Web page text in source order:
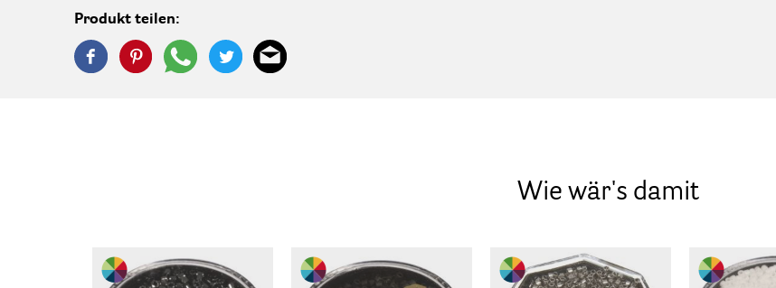
Produkt teilen:
Wie wär's damit